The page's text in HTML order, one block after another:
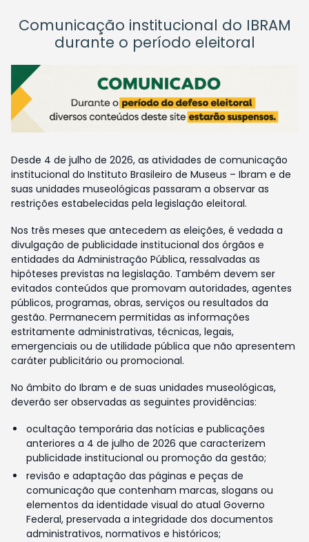
Comunicação institucional do IBRAM
durante o período eleitoral
Desde 4 de julho de 2026, as atividades de comunicação
institucional do Instituto Brasileiro de Museus – Ibram e de
suas unidades museológicas passaram a observar as
restrições estabelecidas pela legislação eleitoral.
Nos três meses que antecedem as eleições, é vedada a
divulgação de publicidade institucional dos órgãos e
entidades da Administração Pública, ressalvadas as
hipóteses previstas na legislação. Também devem ser
evitados conteúdos que promovam autoridades, agentes
públicos, programas, obras, serviços ou resultados da
gestão. Permanecem permitidas as informações
estritamente administrativas, técnicas, legais,
emergenciais ou de utilidade pública que não apresentem
caráter publicitário ou promocional.
No âmbito do Ibram e de suas unidades museológicas,
deverão ser observadas as seguintes providências:
ocultação temporária das notícias e publicações
anteriores a 4 de julho de 2026 que caracterizem
publicidade institucional ou promoção da gestão;
revisão e adaptação das páginas e peças de
comunicação que contenham marcas, slogans ou
elementos da identidade visual do atual Governo
Federal, preservada a integridade dos documentos
administrativos, normativos e históricos;